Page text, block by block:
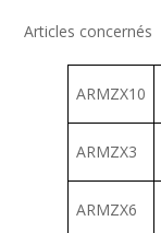
Articles concernés
ARMZX10
ARMZX3
ARMZX6